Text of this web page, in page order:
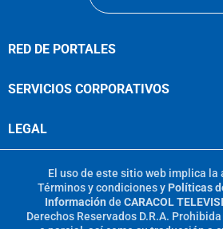
RED DE PORTALES
SERVICIOS CORPORATIVOS
LEGAL
El uso de este sitio web implica la
Términos y condicionesy Políticas
Información de CARACOL
Derechos Reservados D.R.A.